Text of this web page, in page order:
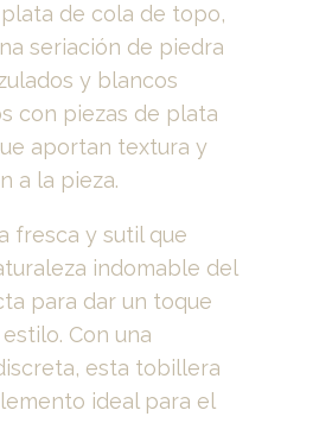
de cola de topo,
seriación de piedra
y blancos
con piezas de plata
aportan textura y
a la pieza.
fresca y sutil que
indomable del
para dar un toque
Con una
esta tobillera
ideal para el